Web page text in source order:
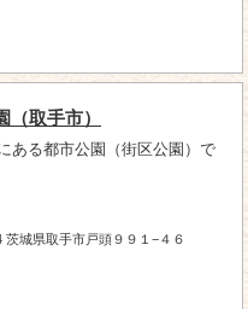
（取手市）
ある都市公園（街区公園）で
茨城県取手市戸頭９９１−４６